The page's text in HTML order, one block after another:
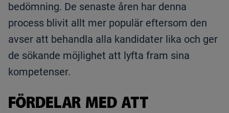
bedömning. De senaste åren har denna
process blivit allt mer populär eftersom den
avser att behandla alla kandidater lika och ger
de sökande möjlighet att lyfta fram sina
kompetenser.
FÖRDELAR MED ATT